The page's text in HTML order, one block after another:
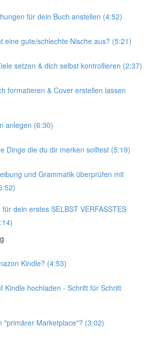
für dein Buch anstellen (4:52)
eine gute/schlechte Nische aus? (5:21)
setzen & dich selbst kontrollieren (2:37)
formatieren & Cover erstellen lassen
anlegen (6:30)
Dinge die du dir merken solltest (5:19)
und Grammatik überprüfen mit
dein erstes SELBST VERFASSTES
Kindle? (4:53)
Kindle hochladen - Schritt für Schritt
"primärer Marketplace"? (3:02)